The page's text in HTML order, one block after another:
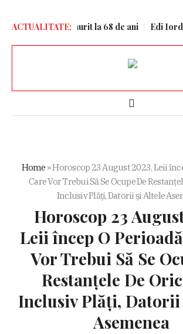
ACTUALITATE:
lui Messi a murit la 68 de ani Edi
Home »Horoscop 23 August 2023. Leii
Care Vor Trebui Să Se Ocupe De
Inclusiv Plăți, Datorii și Altele
Horoscop 23
Leii încep O
Vor Trebui Să Se
Restanțele De
Inclusiv Plăți, Datorii
Asemenea